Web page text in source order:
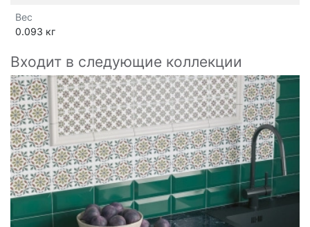
Вес
0.093 кг
Входит в следующие коллекции